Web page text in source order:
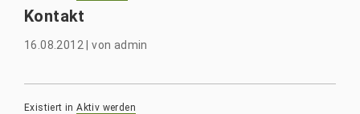
Kontakt
16.08.2012 |von admin
Existiert in Aktiv werden